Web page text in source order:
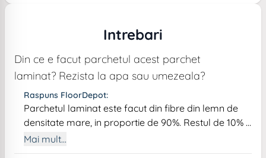
Intrebari
Din ce e facut parchetul acest parchet
laminat? Rezista la apa sau umezeala?
Raspuns FloorDepot:
Parchetul laminat este facut din fibre din lemn de
densitate mare, in proportie de 90%. Restul de 10% il
reprezinta liantul ecologic folosit de grupul Swiss
Krono, liant care este certificat fara emisii toxice
Mai mult...